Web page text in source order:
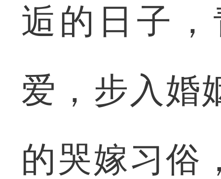
逅的日子
爱，步入婚
的哭嫁习俗